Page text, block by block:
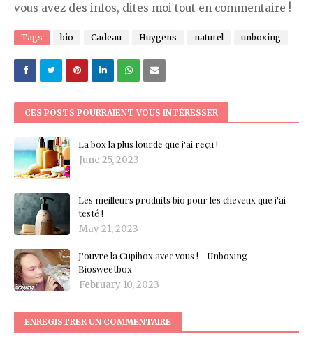
vous avez des infos, dites moi tout en commentaire !
Tags bio Cadeau Huygens naturel unboxing
CES POSTS POURRAIENT VOUS INTÉRESSER
La box la plus lourde que j'ai reçu !
June 25, 2023
Les meilleurs produits bio pour les cheveux que j'ai
testé !
May 21, 2023
J'ouvre la Cupibox avec vous ! - Unboxing
Biosweetbox
February 10, 2023
ENREGISTRER UN COMMENTAIRE